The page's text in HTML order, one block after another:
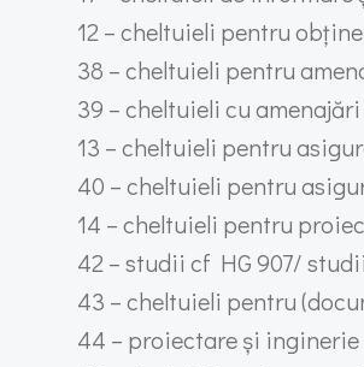
12 – cheltuieli pentru
38 – cheltuieli pentru
39 – cheltuieli cu
13 – cheltuieli pentru
40 – cheltuieli pentru
14 – cheltuieli pentru
42 – studii cf HG 907/
43 – cheltuieli pentru
44 – proiectare și inginerie